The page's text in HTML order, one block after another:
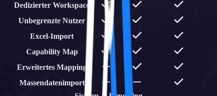
Dedizierter Workspace
Unbegrenzte Nutzer
Excel-Import
Capability Map
Erweitertes Mapping
Massendatenimport